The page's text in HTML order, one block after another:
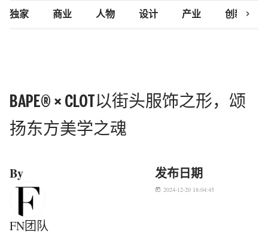
独家 商业 人物 设计 产业 创新研究
chevron_right
BAPE® × CLOT以街头服饰之形，颂
扬东方美学之魂
By
FN团队
发布日期
today 2024-12-20 18:04:45